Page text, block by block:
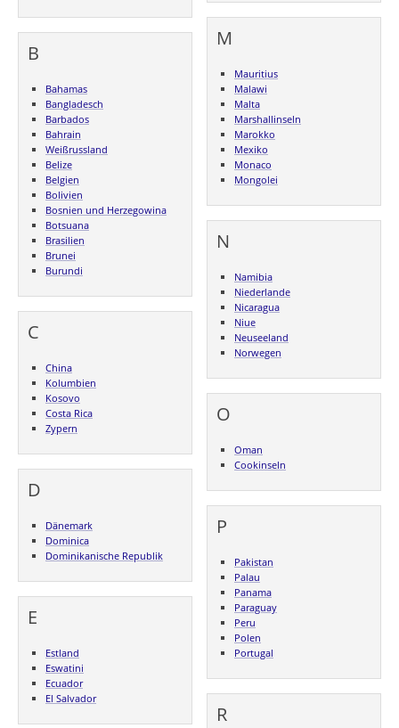
B
Bahamas
Bangladesch
Barbados
Bahrain
Weißrussland
Belize
Belgien
Bolivien
Bosnien und Herzegowina
Botsuana
Brasilien
Brunei
Burundi
C
China
Kolumbien
Kosovo
Costa Rica
Zypern
D
Dänemark
Dominica
Dominikanische Republik
E
Estland
Eswatini
Ecuador
El Salvador
M
Mauritius
Malawi
Malta
Marshallinseln
Marokko
Mexiko
Monaco
Mongolei
N
Namibia
Niederlande
Nicaragua
Niue
Neuseeland
Norwegen
O
Oman
Cookinseln
P
Pakistan
Palau
Panama
Paraguay
Peru
Polen
Portugal
R